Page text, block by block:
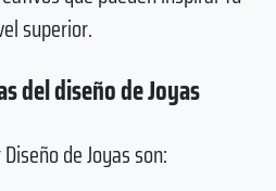
superior.
del diseño de Joyas
de Joyas son: